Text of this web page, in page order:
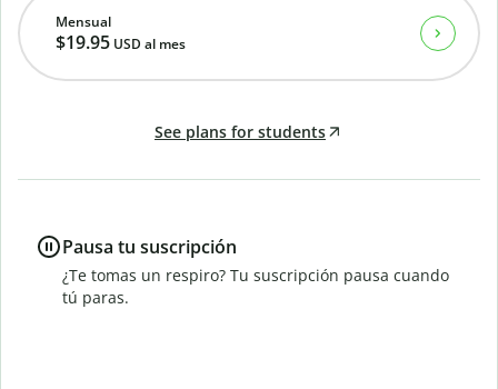
Mensual
$19.95 USD al mes
See plans for students
Pausa tu suscripción
¿Te tomas un respiro? Tu suscripción pausa cuando
tú paras.